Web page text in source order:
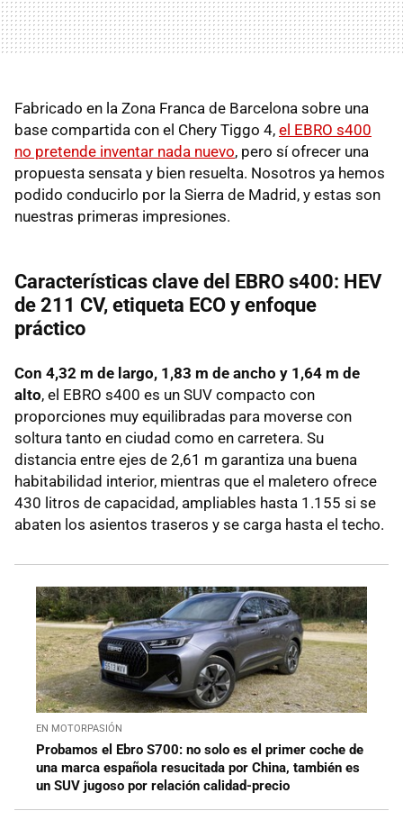
Fabricado en la Zona Franca de Barcelona sobre una
base compartida con el Chery Tiggo 4, el EBRO s400
no pretende inventar nada nuevo, pero sí ofrecer una
propuesta sensata y bien resuelta. Nosotros ya hemos
podido conducirlo por la Sierra de Madrid, y estas son
nuestras primeras impresiones.
Características clave del EBRO s400: HEV
de 211 CV, etiqueta ECO y enfoque
práctico
Con 4,32 m de largo, 1,83 m de ancho y 1,64 m de
alto, el EBRO s400 es un SUV compacto con
proporciones muy equilibradas para moverse con
soltura tanto en ciudad como en carretera. Su
distancia entre ejes de 2,61 m garantiza una buena
habitabilidad interior, mientras que el maletero ofrece
430 litros de capacidad, ampliables hasta 1.155 si se
abaten los asientos traseros y se carga hasta el techo.
EN MOTORPASIÓN
Probamos el Ebro S700: no solo es el primer coche de
una marca española resucitada por China, también es
un SUV jugoso por relación calidad-precio